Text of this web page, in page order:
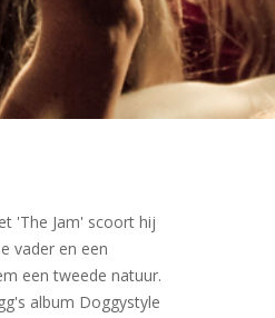
'The Jam' scoort hij
vader en een
een tweede natuur.
album Doggystyle